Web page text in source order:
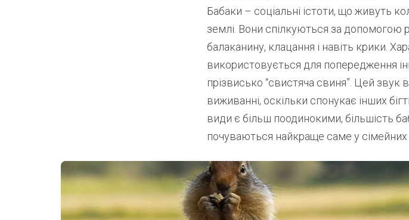
Бабаки – соціальні істоти, що живуть
землі. Вони спілкуються за допомогою
балаканину, клацання і навіть крики.
використовується для попередження
прізвисько “свистяча свиня”. Цей звук
виживанні, оскільки спонукає інших
види є більш поодинокими, більшість
почуваються найкраще саме у сімейних